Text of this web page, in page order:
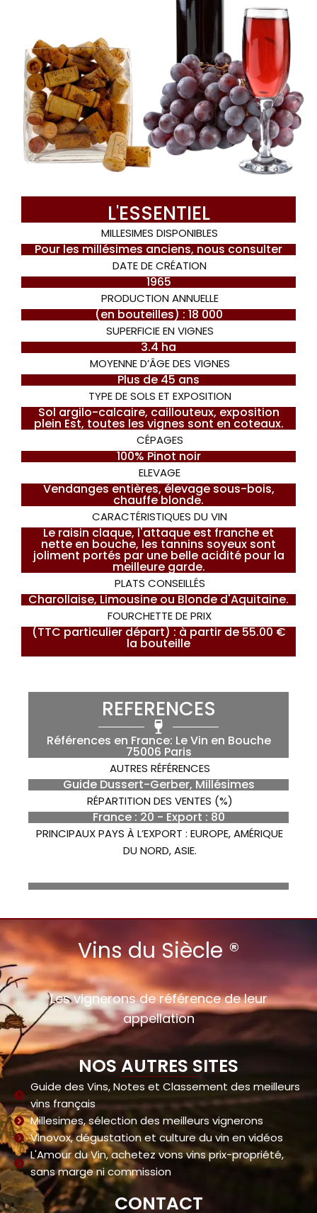
L'ESSENTIEL
MILLESIMES DISPONIBLES
Pour les millésimes anciens, nous consulter
DATE DE CRÉATION
1965
PRODUCTION ANNUELLE
(en bouteilles) : 18 000
SUPERFICIE EN VIGNES
3.4 ha
MOYENNE D’ÂGE DES VIGNES
Plus de 45 ans
TYPE DE SOLS ET EXPOSITION
Sol argilo-calcaire, caillouteux, exposition
plein Est, toutes les vignes sont en coteaux.
CÉPAGES
100% Pinot noir
ELEVAGE
Vendanges entières, élevage sous-bois,
chauffe blonde.
CARACTÉRISTIQUES DU VIN
Le raisin claque, l'attaque est franche et
nette en bouche, les tannins soyeux sont
joliment portés par une belle acidité pour la
meilleure garde.
PLATS CONSEILLÉS
Charollaise, Limousine ou Blonde d'Aquitaine.
FOURCHETTE DE PRIX
(TTC particulier départ) : à partir de 55.00 €
la bouteille
REFERENCES
Références en France: Le Vin en Bouche
75006 Paris
AUTRES RÉFÉRENCES
Guide Dussert-Gerber, Millésimes
RÉPARTITION DES VENTES (%)
France : 20 - Export : 80
PRINCIPAUX PAYS À L’EXPORT : EUROPE, AMÉRIQUE
DU NORD, ASIE.
Vins du Siècle ®
Les vignerons de référence de leur
appellation
NOS AUTRES SITES
Guide des Vins, Notes et Classement des meilleurs
vins français
Millesimes, sélection des meilleurs vignerons
Vinovox, dégustation et culture du vin en vidéos
L'Amour du Vin, achetez vons vins prix-propriété,
sans marge ni commission
CONTACT